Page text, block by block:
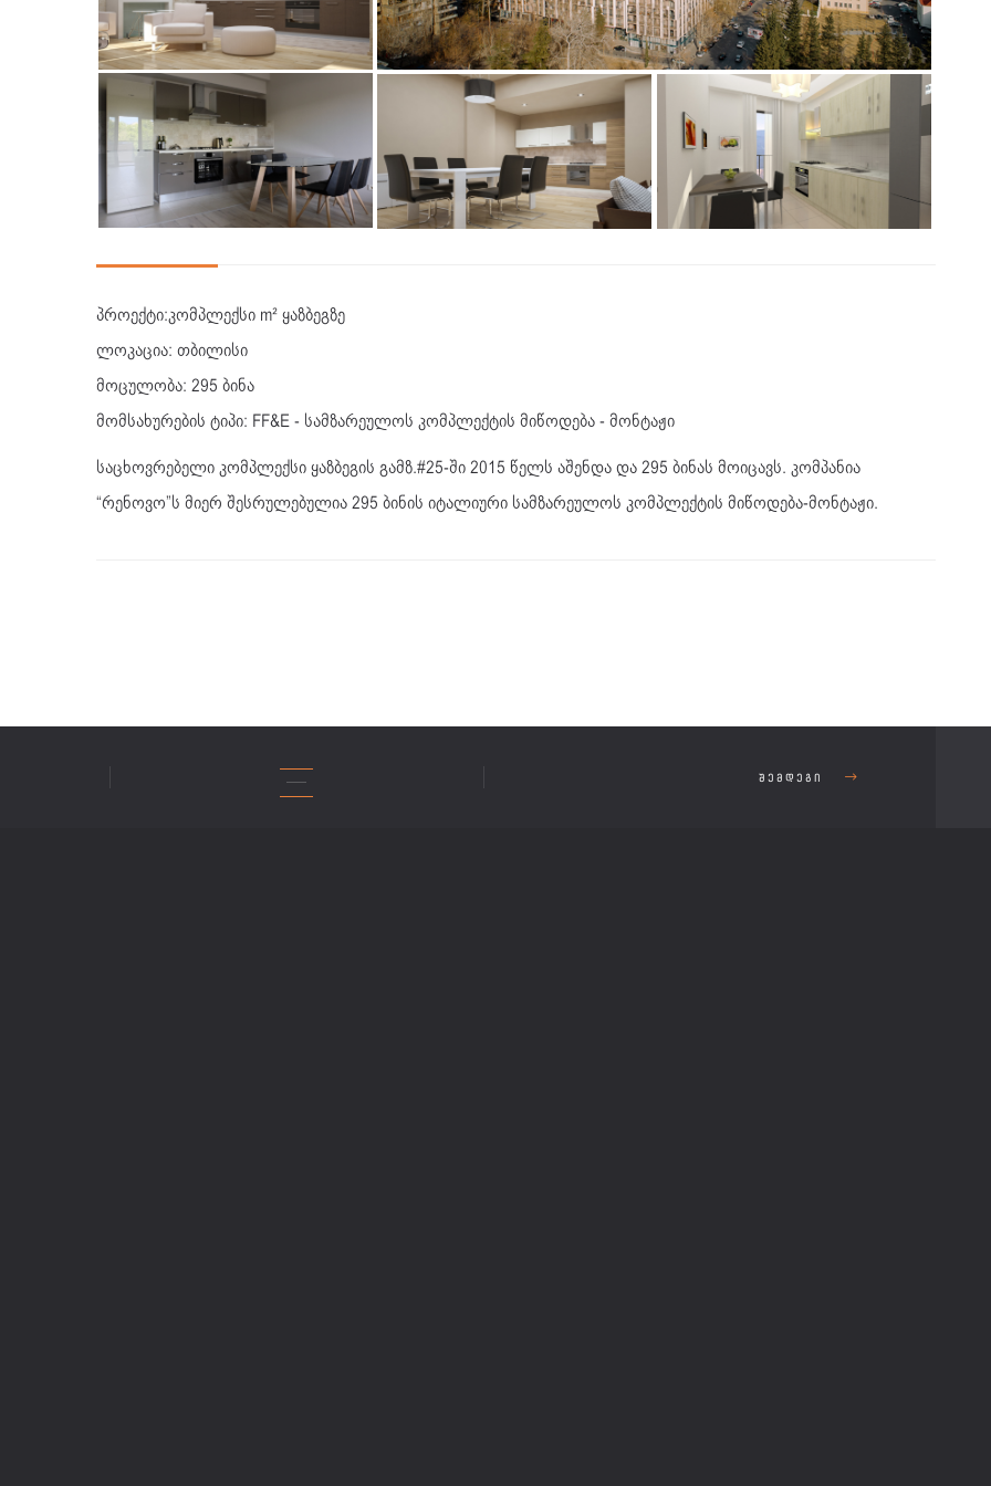
პროექტი:კომპლექსი m² ყაზბეგზე
ლოკაცია: თბილისი
მოცულობა: 295 ბინა
მომსახურების ტიპი: FF&E - სამზარეულოს კომპლექტის მიწოდება - მონტაჟი
საცხოვრებელი კომპლექსი ყაზბეგის გამზ.#25-ში 2015 წელს აშენდა და 295 ბინას მოიცავს. კომპანია
“რენოვო”ს მიერ შესრულებულია 295 ბინის იტალიური სამზარეულოს კომპლექტის მიწოდება-მონტაჟი.
ᲨᲔᲛᲓᲔᲒᲘ